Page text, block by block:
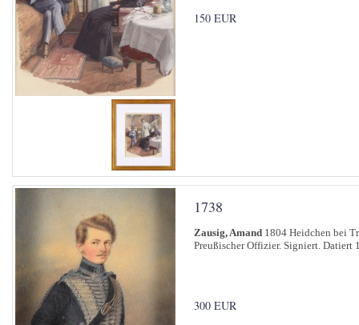
150 EUR
1738
Zausig, Amand 1804 Heidchen bei
Preußischer Offizier. Signiert. Datiert
300 EUR